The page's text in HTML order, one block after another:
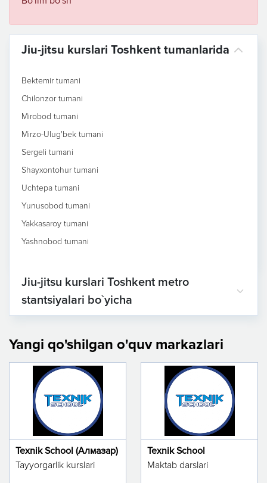
Jiu-jitsu kurslari Toshkent tumanlarida
Bektemir tumani
Chilonzor tumani
Mirobod tumani
Mirzo-Ulug'bek tumani
Sergeli tumani
Shayxontohur tumani
Uchtepa tumani
Yunusobod tumani
Yakkasaroy tumani
Yashnobod tumani
Jiu-jitsu kurslari Toshkent metro
stantsiyalari bo`yicha
Yangi qo'shilgan o'quv markazlari
Texnik School (Алмазар)
Tayyorgarlik kurslari
Texnik School
Maktab darslari